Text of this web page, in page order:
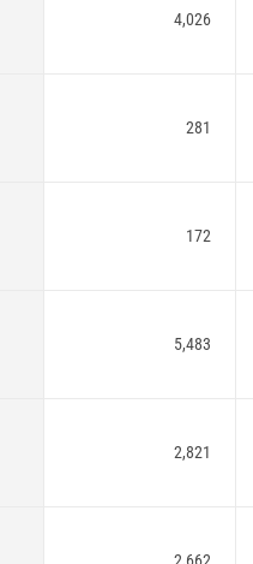
4,026
281
172
5,483
2,821